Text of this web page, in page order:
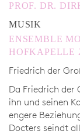
PROF. DR.
MUSIK
ENSEMBLE
HOFKAPELLE
Friedrich der
Da Friedrich der
ihn und seinen
engere
Docters seindt